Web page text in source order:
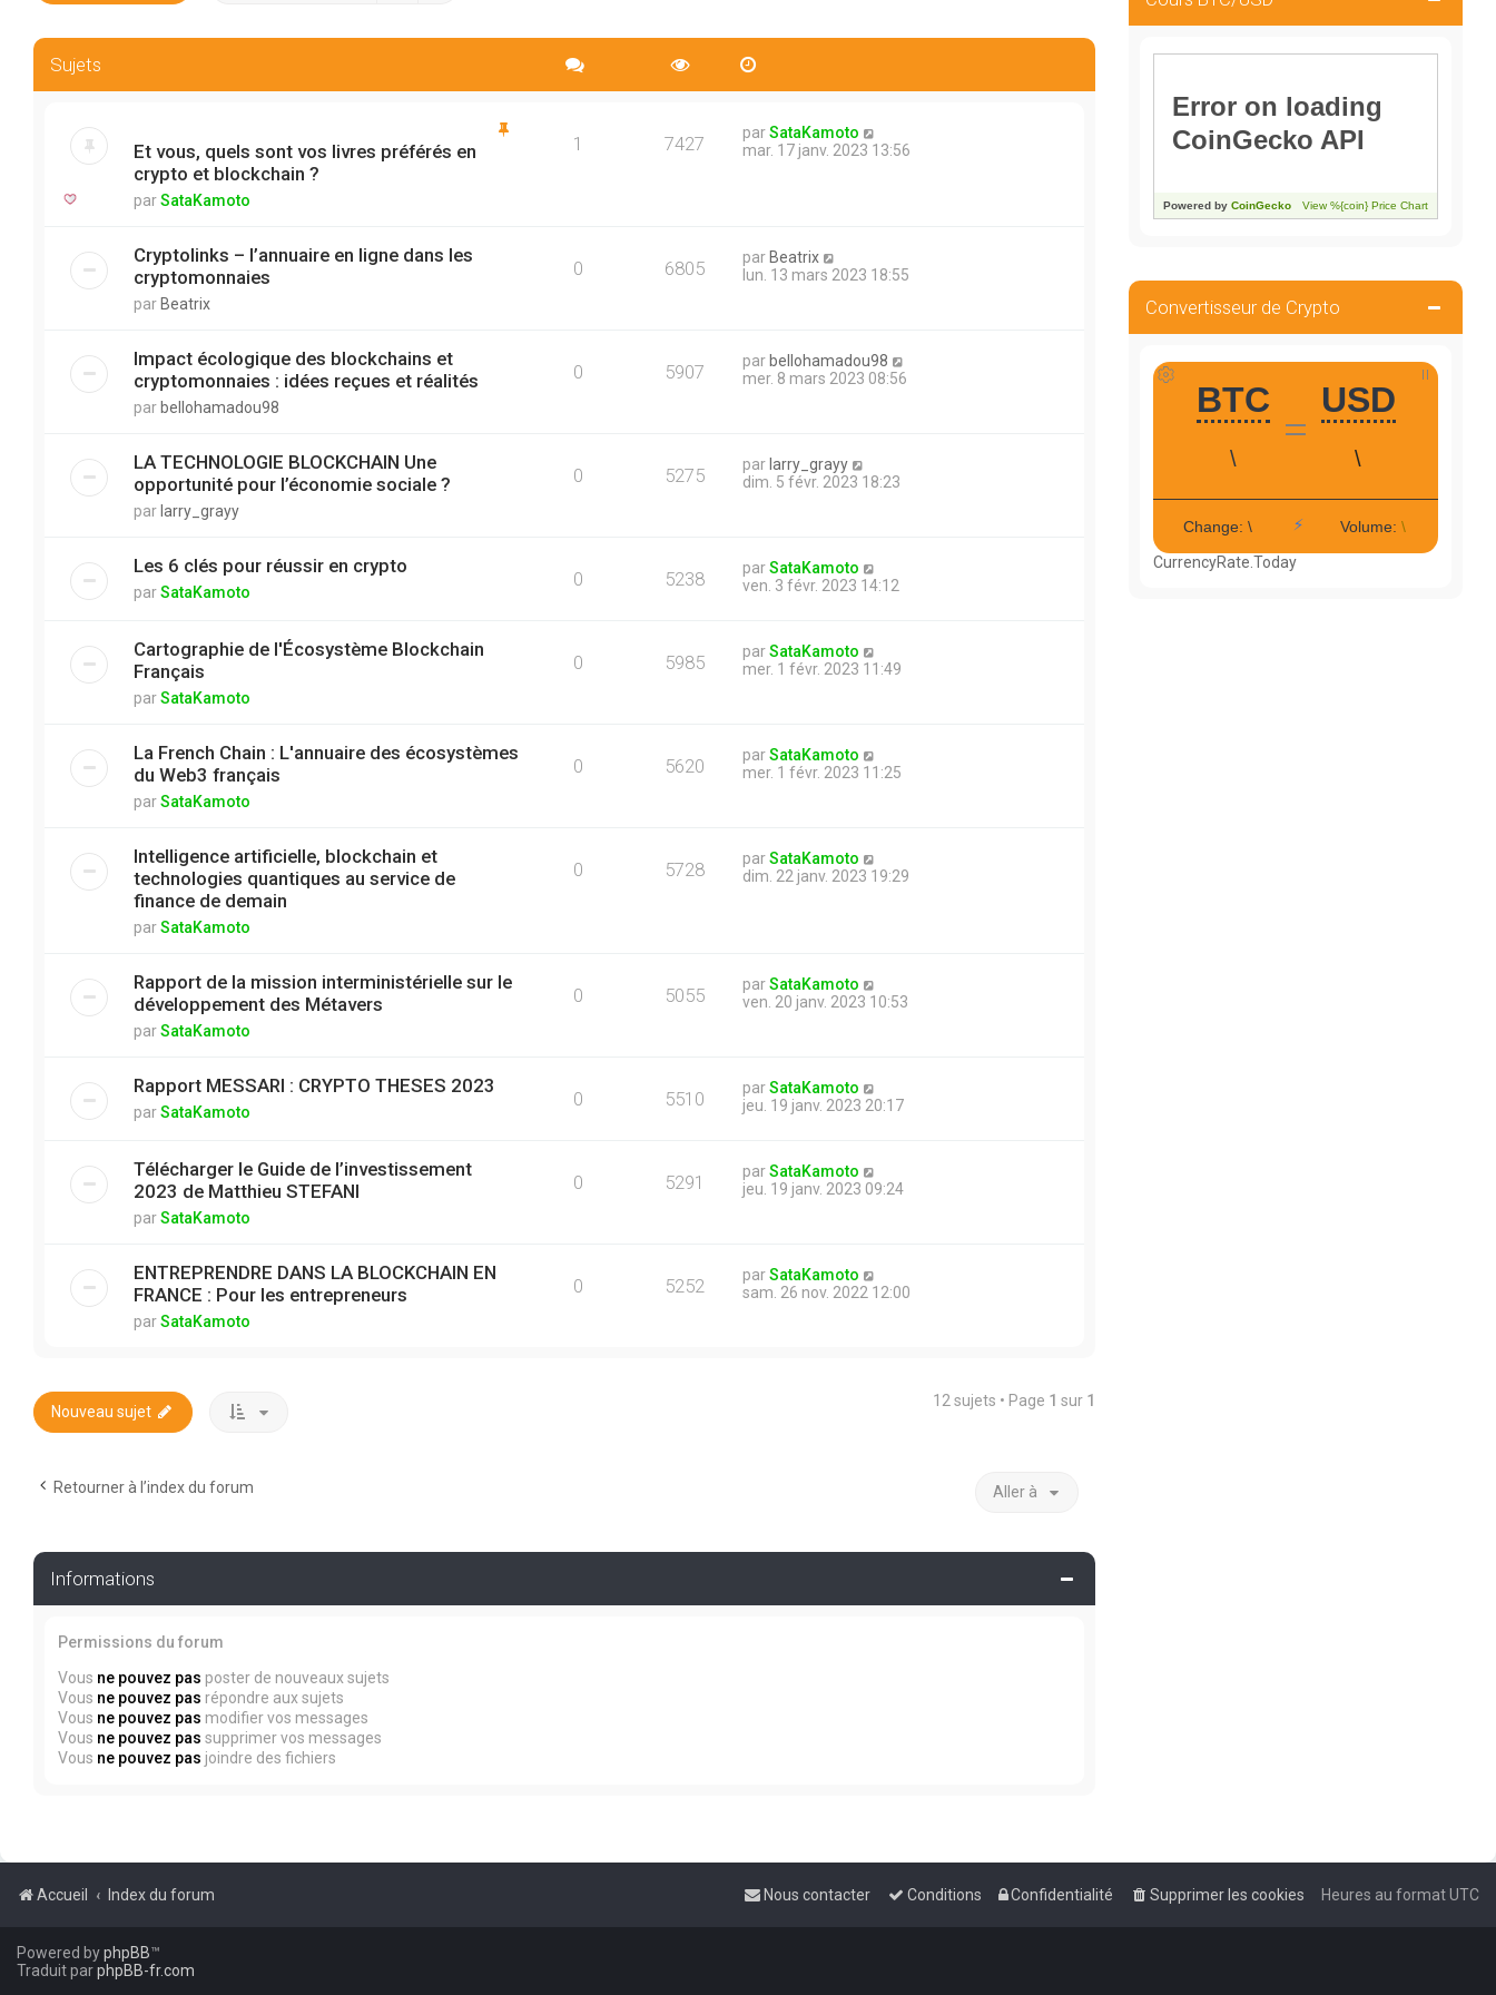
Sujets
Et vous, quels sont vos livres préférés en
crypto et blockchain ?
parSataKamoto
1 7427 parSataKamoto
mar. 17 janv. 2023 13:56
Cryptolinks – l’annuaire en ligne dans les
cryptomonnaies
par Beatrix
0 6805 par Beatrix
lun. 13 mars 2023 18:55
Impact écologique des blockchains et
cryptomonnaies : idées reçues et réalités
par bellohamadou98
0 5907 par bellohamadou98
mer. 8 mars 2023 08:56
LA TECHNOLOGIE BLOCKCHAIN Une
opportunité pour l’économie sociale ?
par larry_grayy
0 5275 par larry_grayy
dim. 5 févr. 2023 18:23
Les 6 clés pour réussir en crypto
parSataKamoto
0 5238 parSataKamoto
ven. 3 févr. 2023 14:12
Cartographie de l'Écosystème Blockchain
Français
parSataKamoto
0 5985 parSataKamoto
mer. 1 févr. 2023 11:49
La French Chain : L'annuaire des écosystèmes
du Web3 français
parSataKamoto
0 5620 parSataKamoto
mer. 1 févr. 2023 11:25
Intelligence artificielle, blockchain et
technologies quantiques au service de
finance de demain
parSataKamoto
0 5728 parSataKamoto
dim. 22 janv. 2023 19:29
Rapport de la mission interministérielle sur le
développement des Métavers
parSataKamoto
0 5055 parSataKamoto
ven. 20 janv. 2023 10:53
Rapport MESSARI : CRYPTO THESES 2023
parSataKamoto
0 5510 parSataKamoto
jeu. 19 janv. 2023 20:17
Télécharger le Guide de l’investissement
2023 de Matthieu STEFANI
parSataKamoto
0 5291 parSataKamoto
jeu. 19 janv. 2023 09:24
ENTREPRENDRE DANS LA BLOCKCHAIN EN
FRANCE : Pour les entrepreneurs
parSataKamoto
0 5252 parSataKamoto
sam. 26 nov. 2022 12:00
Nouveau sujet
12 sujets • Page 1 sur 1
Retourner à l’index du forum Aller à
Informations
Permissions du forum
Vous ne pouvez pas poster de nouveaux sujets
Vous ne pouvez pas répondre aux sujets
Vous ne pouvez pas modifier vos messages
Vous ne pouvez pas supprimer vos messages
Vous ne pouvez pas joindre des fichiers
Convertisseur de Crypto
CurrencyRate.Today
Accueil Index du forum Heures au formatUTC
Supprimer les cookies
Confidentialité
Conditions
Nous contacter
Powered byphpBB™
Traduit parphpBB-fr.com